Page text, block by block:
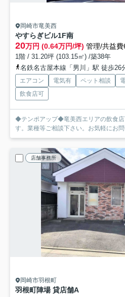
岡崎市竜美西
やすらぎビル1F南
20万円 (0.64万円/坪) 管理/共益費
1階 / 31.20坪 (103.15㎡) /築38年
名鉄名古屋本線「男川」駅 徒歩26
エアコン 電気有 ペット相談
飲食店可
◆テンポアップ◆竜美西エリアの飲食店
す。業種等ご相談下さい。お気軽にお問
店舗事務所
岡崎市羽根町
羽根町陣場 貸店舗A